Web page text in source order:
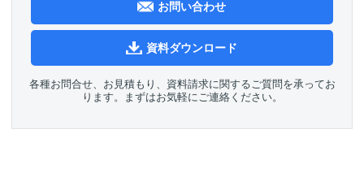
お問い合わせ
資料ダウンロード
各種お問合せ、お見積もり、資料請求に関するご質問を承ってお
ります。まずはお気軽にご連絡ください。